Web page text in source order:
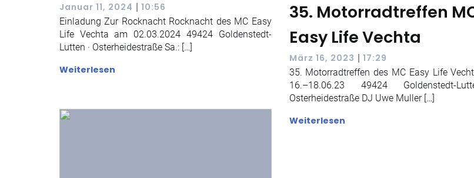
Januar 11, 2024 | 10:56
Einladung Zur Rocknacht Rocknacht des MC Easy
Life Vechta am 02.03.2024 49424 Goldenstedt-
Lutten · Osterheidestraße Sa.: […]
Weiterlesen
35. Motorradtreffen
Easy Life Vechta
März 16, 2023 | 17:29
35. Motorradtreffen des MC Easy Life
16.–18.06.23 49424 Goldenstedt-
Osterheidestraße DJ Uwe Muller […]
Weiterlesen